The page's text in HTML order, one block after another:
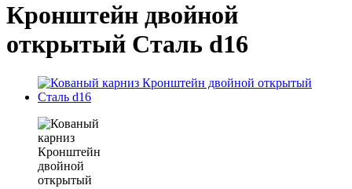
Кронштейн двойной
открытый Сталь d16